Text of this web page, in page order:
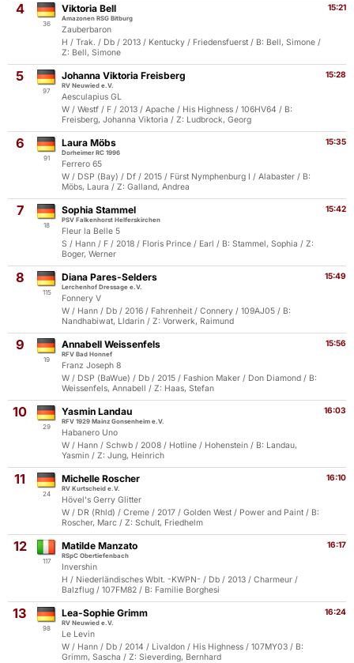
4
36
15:21
Viktoria Bell
Amazonen RSG Bitburg
Zauberbaron
H / Trak. / Db / 2013 / Kentucky / Friedensfuerst / B: Bell, Simone /
Z: Bell, Simone
5
97
15:28
Johanna Viktoria Freisberg
RV Neuwied e.V.
Aesculapius GL
W / Westf / F / 2013 / Apache / His Highness / 106HV64 / B:
Freisberg, Johanna Viktoria / Z: Ludbrock, Georg
6
91
15:35
Laura Möbs
Dorheimer RC 1996
Ferrero 65
W / DSP (Bay) / Df / 2015 / Fürst Nymphenburg I / Alabaster / B:
Möbs, Laura / Z: Galland, Andrea
7
18
15:42
Sophia Stammel
PSV Falkenhorst Helferskirchen
Fleur la Belle 5
S / Hann / F / 2018 / Floris Prince / Earl / B: Stammel, Sophia / Z:
Boger, Werner
8
115
15:49
Diana Pares-Selders
Lerchenhof Dressage e.V.
Fonnery V
W / Hann / Db / 2016 / Fahrenheit / Connery / 109AJ05 / B:
Nandhabiwat, Lldarin / Z: Vorwerk, Raimund
9
19
15:56
Annabell Weissenfels
RFV Bad Honnef
Franz Joseph 8
W / DSP (BaWue) / Db / 2015 / Fashion Maker / Don Diamond / B:
Weissenfels, Annabell / Z: Haas, Stefan
10
29
16:03
Yasmin Landau
RFV 1929 Mainz Gonsenheim e.V.
Habanero Uno
W / Hann / Schwb / 2008 / Hotline / Hohenstein / B: Landau,
Yasmin / Z: Jung, Heinrich
11
24
16:10
Michelle Roscher
RV Kurtscheid e.V.
Hövel's Gerry Glitter
W / DR (Rhld) / Creme / 2017 / Golden West / Power and Paint / B:
Roscher, Marc / Z: Schult, Friedhelm
12
117
16:17
Matilde Manzato
RSpC Obertiefenbach
Invershin
H / Niederländisches Wblt. -KWPN- / Db / 2013 / Charmeur /
Balzflug / 107FM82 / B: Familie Borghesi
13
98
16:24
Lea-Sophie Grimm
RV Neuwied e.V.
Le Levin
W / Hann / Db / 2014 / Livaldon / His Highness / 107MY03 / B:
Grimm, Sascha / Z: Sieverding, Bernhard